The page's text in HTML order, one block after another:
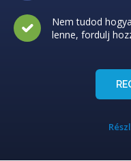
Nem tudod
lenne, fordulj